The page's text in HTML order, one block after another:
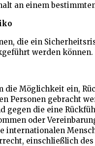
an einem
die ein
werden können.
die Möglichkeit ein,
Personen gebracht
gegen die eine
oder
internationalen
einschließlich des